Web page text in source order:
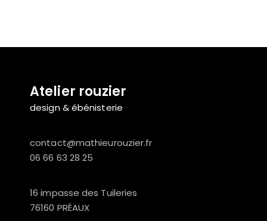
Atelier rouzier
design & ébénisterie
contact@mathieurouzier.fr
06 66 63 28 25
16 impasse des Tuileries
76160 PRÉAUX